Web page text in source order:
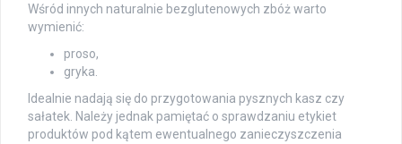
Wśród innych naturalnie bezglutenowych zbóż warto
wymienić:
proso,
gryka.
Idealnie nadają się do przygotowania pysznych kasz czy
sałatek. Należy jednak pamiętać o sprawdzaniu etykiet
produktów pod kątem ewentualnego zanieczyszczenia